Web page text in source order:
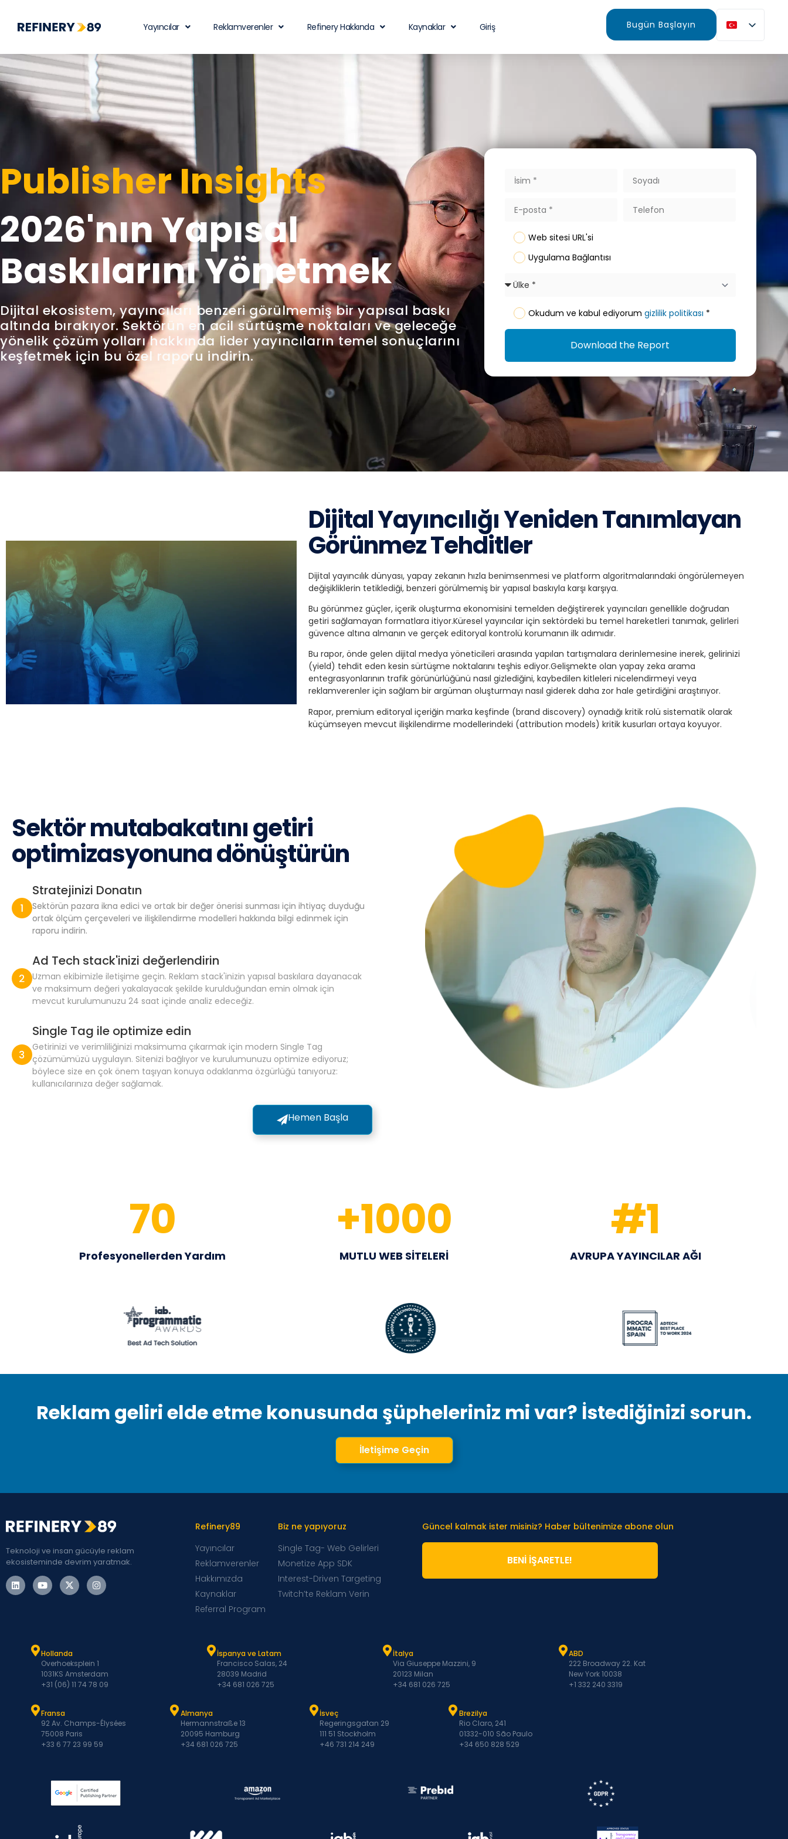
Yayıncılar Reklamverenler Refinery Hakkında Kaynaklar Giriş Bugün Başlayın
Publisher Insights
2026'nın Yapısal
Baskılarını Yönetmek
Dijital ekosistem, yayıncıları benzeri görülmemiş bir yapısal baskı
altında bırakıyor. Sektörün en acil sürtüşme noktaları ve geleceğe
yönelik çözüm yolları hakkında lider yayıncıların temel sonuçlarını
keşfetmek için bu özel raporu indirin.
Web sitesi URL'si
Uygulama Bağlantısı
Okudum ve kabul ediyorum gizlilik politikası *
Download the Report
Dijital Yayıncılığı Yeniden Tanımlayan
Görünmez Tehditler
Dijital yayıncılık dünyası, yapay zekanın hızla benimsenmesi ve platform algoritmalarındaki öngörülemeyen
değişikliklerin tetiklediği, benzeri görülmemiş bir yapısal baskıyla karşı karşıya.
Bu görünmez güçler, içerik oluşturma ekonomisini temelden değiştirerek yayıncıları genellikle doğrudan
getiri sağlamayan formatlara itiyor.Küresel yayıncılar için sektördeki bu temel hareketleri tanımak, gelirleri
güvence altına almanın ve gerçek editoryal kontrolü korumanın ilk adımıdır.
Bu rapor, önde gelen dijital medya yöneticileri arasında yapılan tartışmalara derinlemesine inerek, gelirinizi
(yield) tehdit eden kesin sürtüşme noktalarını teşhis ediyor.Gelişmekte olan yapay zeka arama
entegrasyonlarının trafik görünürlüğünü nasıl gizlediğini, kaybedilen kitleleri nicelendirmeyi veya
reklamverenler için sağlam bir argüman oluşturmayı nasıl giderek daha zor hale getirdiğini araştırıyor.
Rapor, premium editoryal içeriğin marka keşfinde (brand discovery) oynadığı kritik rolü sistematik olarak
küçümseyen mevcut ilişkilendirme modellerindeki (attribution models) kritik kusurları ortaya koyuyor.
Sektör mutabakatını getiri
optimizasyonuna dönüştürün
Stratejinizi Donatın
Sektörün pazara ikna edici ve ortak bir değer önerisi sunması için ihtiyaç duyduğu
ortak ölçüm çerçeveleri ve ilişkilendirme modelleri hakkında bilgi edinmek için
raporu indirin.
Ad Tech stack'inizi değerlendirin
Uzman ekibimizle iletişime geçin. Reklam stack'inizin yapısal baskılara dayanacak
ve maksimum değeri yakalayacak şekilde kurulduğundan emin olmak için
mevcut kurulumunuzu 24 saat içinde analiz edeceğiz.
Single Tag ile optimize edin
Getirinizi ve verimliliğinizi maksimuma çıkarmak için modern Single Tag
çözümümüzü uygulayın. Sitenizi bağlıyor ve kurulumunuzu optimize ediyoruz;
böylece size en çok önem taşıyan konuya odaklanma özgürlüğü tanıyoruz:
kullanıcılarınıza değer sağlamak.
Hemen Başla
Profesyonellerden Yardım
70
MUTLU WEB SİTELERİ
+1000
AVRUPA YAYINCILAR AĞI
#1
Reklam geliri elde etme konusunda şüpheleriniz mi var? İstediğinizi sorun.
İletişime Geçin
Teknoloji ve insan gücüyle reklam
ekosisteminde devrim yaratmak.
Refinery89
Yayıncılar
Reklamverenler
Hakkımızda
Kaynaklar
Referral Program
Biz ne yapıyoruz
Single Tag- Web Gelirleri
Monetize App SDK
Interest-Driven Targeting
Twitch’te Reklam Verin
Güncel kalmak ister misiniz? Haber bültenimize abone olun
BENİ İŞARETLE!
Hollanda
Overhoeksplein 1
1031KS Amsterdam
+31 (06) 11 74 78 09
İspanya ve Latam
Francisco Salas, 24
28039 Madrid
+34 681 026 725
İtalya
Via Giuseppe Mazzini, 9
20123 Milan
+34 681 026 725
ABD
222 Broadway 22. Kat
New York 10038
+1 332 240 3319
Fransa
92 Av. Champs-Élysées
75008 Paris
+33 6 77 23 99 59
Almanya
Hermannstraße 13
20095 Hamburg
+34 681 026 725
İsveç
Regeringsgatan 29
111 51 Stockholm
+46 731 214 249
Brezilya
Rio Claro, 241
01332-010 São Paulo
+34 650 828 529